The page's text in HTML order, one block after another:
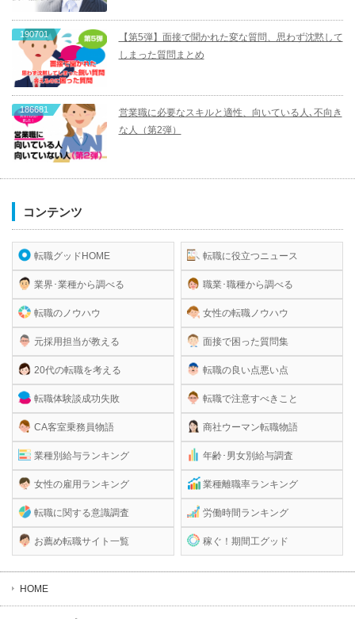
190701
【第5弾】面接で聞かれた変な質問、思わず沈黙して
しまった質問まとめ
186681
営業職に必要なスキルと適性、向いている人､不向き
な人（第2弾）
コンテンツ
転職グッドHOME
業界･業種から調べる
転職のノウハウ
元採用担当が教える
20代の転職を考える
転職体験談成功失敗
CA客室乗務員物語
業種別給与ランキング
女性の雇用ランキング
転職に関する意識調査
お薦め転職サイト一覧
転職に役立つニュース
職業･職種から調べる
女性の転職ノウハウ
面接で困った質問集
転職の良い点悪い点
転職で注意すべきこと
商社ウーマン転職物語
年齢･男女別給与調査
業種離職率ランキング
労働時間ランキング
稼ぐ！期間工グッド
HOME